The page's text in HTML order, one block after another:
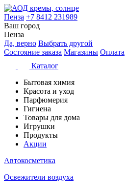
Пенза +7 8412 231989
Ваш город
Пенза
Да, верно Выбрать другой
Состояние заказа Магазины Оплата
Каталог
Бытовая химия
Красота и уход
Парфюмерия
Гигиена
Товары для дома
Игрушки
Продукты
Акции
Автокосметика
Освежители воздуха